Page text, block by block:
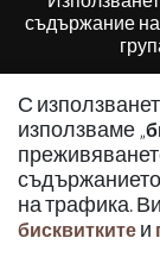
С
използваме „
на трафика.
бисквитките и
съдържание
© 2010